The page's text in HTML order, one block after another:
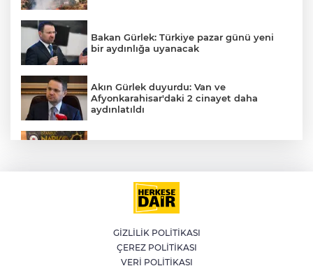
Bakan Gürlek: Türkiye pazar günü yeni
bir aydınlığa uyanacak
Akın Gürlek duyurdu: Van ve
Afyonkarahisar'daki 2 cinayet daha
aydınlatıldı
İran'dan Müslümanlara kötü niyetli dış
güçlere karşı birleşme çağrısı
Meteoroloji'den kavurucu sıcak ve
GİZLİLİK POLİTİKASI
ÇEREZ POLİTİKASI
VERİ POLİTİKASI